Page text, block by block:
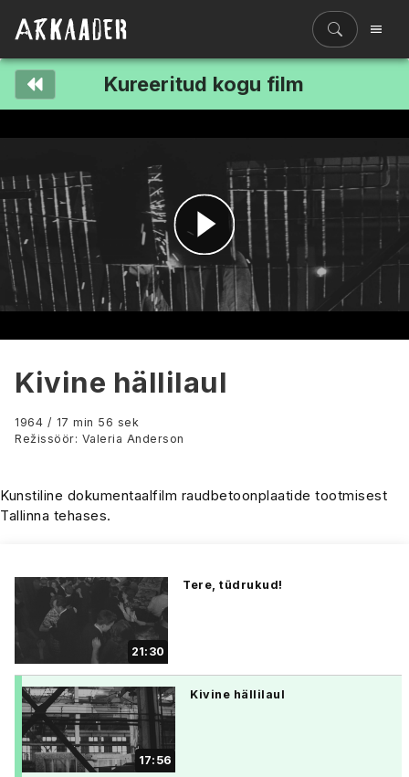
Kureeritud kogu film
Esita
video
Kivine hällilaul
1964 / 17 min 56 sek
Režissöör: Valeria Anderson
Kunstiline dokumentaalfilm raudbetoonplaatide tootmisest
Tallinna tehases.
21:30
Tere, tüdrukud!
17:56
Kivine hällilaul
Filmiriiul
Kureeritud kogud
Koolidele
Hinnad
ENG